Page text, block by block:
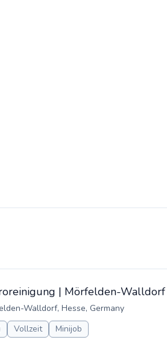
| Mörfelden-Walldorf
Walldorf, Hesse, Germany
Vollzeit Minijob